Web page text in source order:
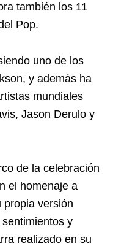
también los 11
Pop.
uno de los
y además ha
mundiales
Jason Derulo y
de la celebración
el homenaje a
propia versión
y
realizado en su